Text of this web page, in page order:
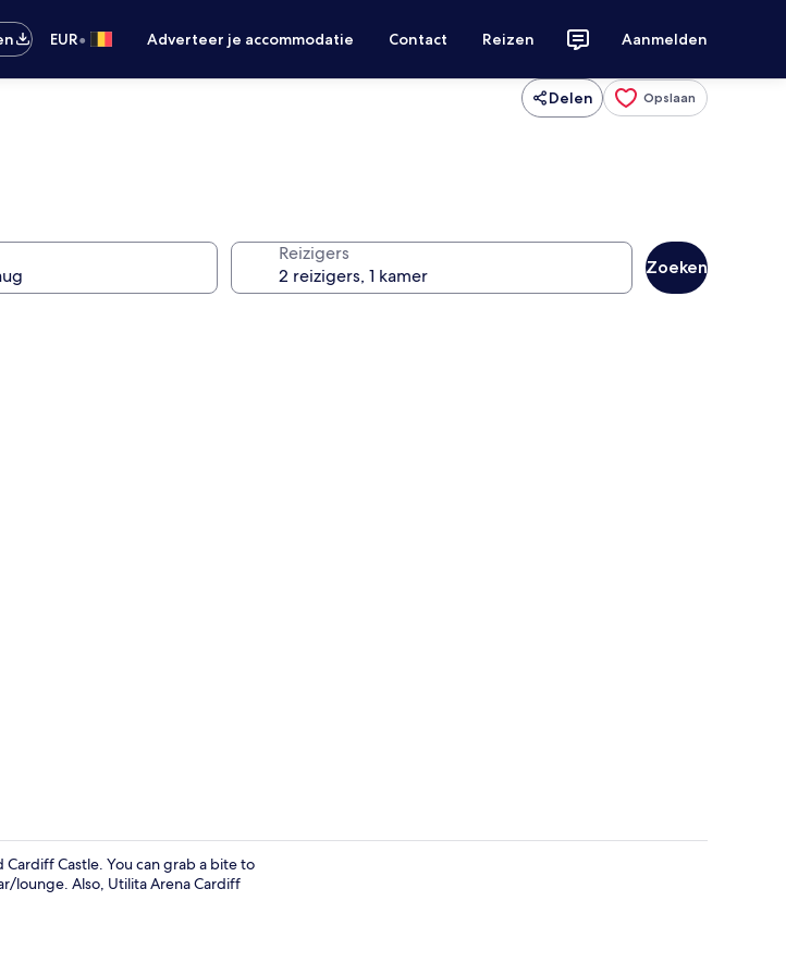
EUR• Adverteer je accommodatie Contact Reizen Aanmelden
Delen Opslaan
Reizigers
Zoeken
Castle. You can grab a bite to
lounge. Also, Utilita Arena Cardiff